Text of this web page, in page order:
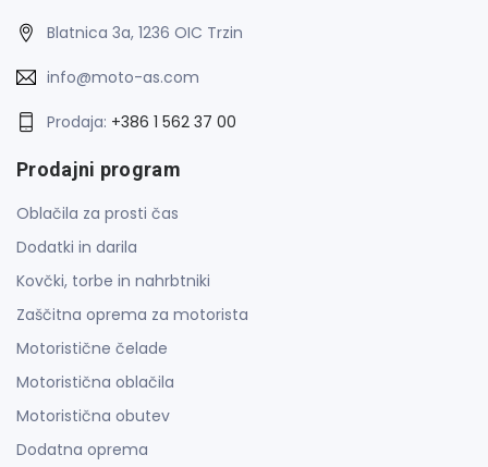
Blatnica 3a, 1236 OIC Trzin
info@moto-as.com
Prodaja: +386 1 562 37 00
Prodajni program
Oblačila za prosti čas
Dodatki in darila
Kovčki, torbe in nahrbtniki
Zaščitna oprema za motorista
Motoristične čelade
Motoristična oblačila
Motoristična obutev
Dodatna oprema